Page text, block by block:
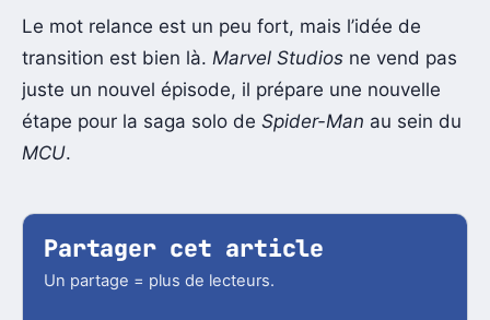
Le mot relance est un peu fort, mais l’idée de
transition est bien là. Marvel Studios ne vend pas
juste un nouvel épisode, il prépare une nouvelle
étape pour la saga solo de Spider-Man au sein du
MCU.
Partager cet article
Un partage = plus de lecteurs.